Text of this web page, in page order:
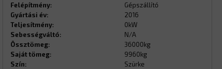
Felépítmény:
Gépszállító
Gyártási év:
2016
Teljesítmény:
0kW
Sebességváltó:
N/A
Össztömeg:
36000kg
Saját tömeg:
9960kg
Szín:
Szürke